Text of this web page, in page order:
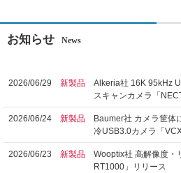
お知らせ News
2026/06/29 新製品
Alkeria社 16K 95kHz
スキャンカメラ「
2026/06/24 新製品
Baumer社 カメラ筐体
冷USB3.0カメラ「
2026/06/23 新製品
Wooptix社 高解像度・
RT1000」リリース